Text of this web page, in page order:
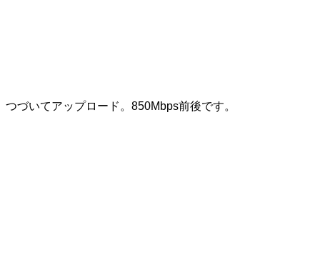
つづいてアップロード。850Mbps前後です。